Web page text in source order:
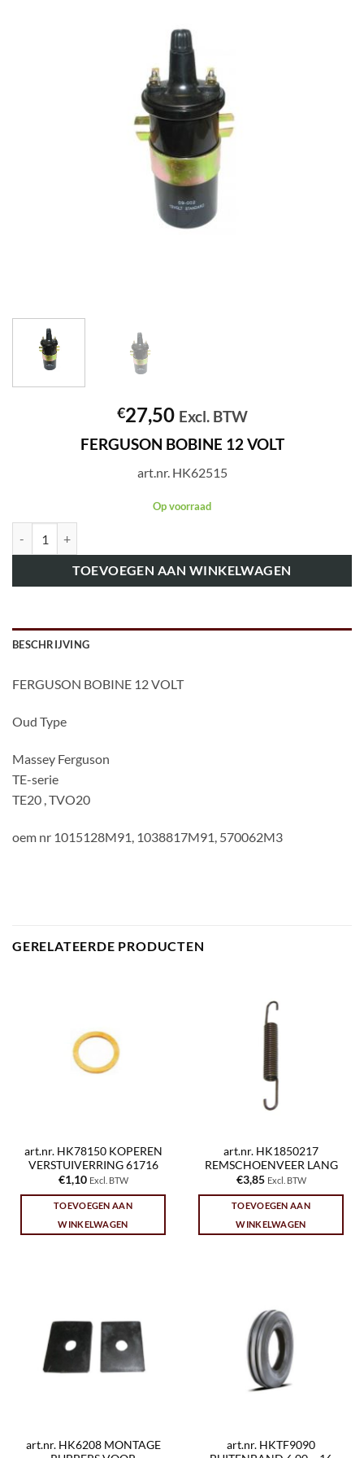
€27,50 Excl. BTW
FERGUSON BOBINE 12 VOLT
art.nr. HK62515
Op voorraad
TOEVOEGEN AAN WINKELWAGEN
BESCHRIJVING
FERGUSON BOBINE 12 VOLT
Oud Type
Massey Ferguson
TE-serie
TE20 , TVO20
oem nr 1015128M91, 1038817M91, 570062M3
GERELATEERDE PRODUCTEN
art.nr. HK78150 KOPEREN
VERSTUIVERRING 61716
€1,10 Excl. BTW
TOEVOEGEN AAN
WINKELWAGEN
art.nr. HK1850217
REMSCHOENVEER LANG
€3,85 Excl. BTW
TOEVOEGEN AAN
WINKELWAGEN
art.nr. HK6208 MONTAGE
art.nr. HKTF9090